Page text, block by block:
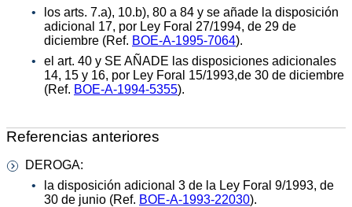
los arts. 7.a), 10.b), 80 a 84 y se añade la disposición
adicional 17, por Ley Foral 27/1994, de 29 de
diciembre (Ref. BOE-A-1995-7064).
el art. 40 y SE AÑADE las disposiciones adicionales
14, 15 y 16, por Ley Foral 15/1993,de 30 de diciembre
(Ref. BOE-A-1994-5355).
Referencias anteriores
DEROGA:
la disposición adicional 3 de la Ley Foral 9/1993, de
30 de junio (Ref. BOE-A-1993-22030).